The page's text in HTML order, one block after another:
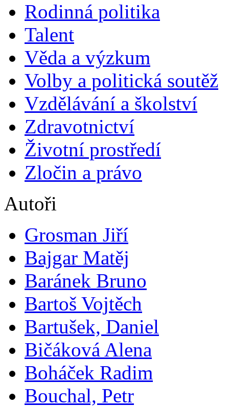
Rodinná politika
Talent
Věda a výzkum
Volby a politická soutěž
Vzdělávání a školství
Zdravotnictví
Životní prostředí
Zločin a právo
Autoři
Grosman Jiří
Bajgar Matěj
Baránek Bruno
Bartoš Vojtěch
Bartušek, Daniel
Bičáková Alena
Boháček Radim
Bouchal, Petr